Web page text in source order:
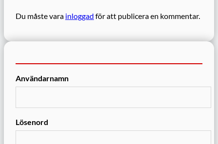
Du måste vara inloggad för att publicera en kommentar.
Användarnamn
Lösenord